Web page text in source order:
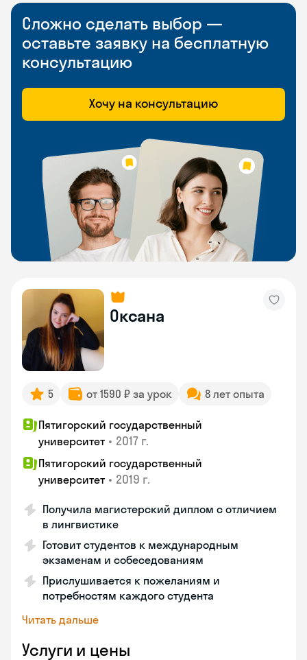
Сложно сделать выбор —
оставьте заявку на бесплатную
консультацию
Хочу на консультацию
Оксана
5 от 1590 ₽ за урок 8 лет опыта
Пятигорский государственный
университет • 2017 г.
Пятигорский государственный
университет • 2019 г.
Получила магистерский диплом с отличием
в лингвистике
Готовит студентов к международным
экзаменам и собеседованиям
Прислушивается к пожеланиям и
потребностям каждого студента
Читать дальше
Услуги и цены